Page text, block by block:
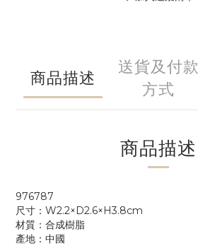
商品描述
送貨及付款
方式
商品描述
976787
尺寸：W2.2×D2.6×H3.8cm
材質：合成樹脂
產地：中國